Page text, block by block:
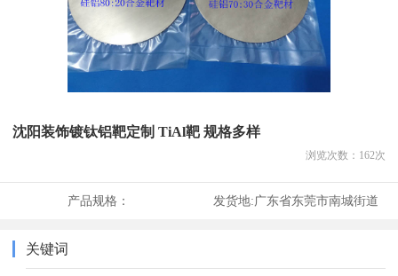
沈阳装饰镀钛铝靶定制 TiAl靶 规格多样
浏览次数： 162次
产品规格： 发货地:广东省东莞市南城街道
关键词